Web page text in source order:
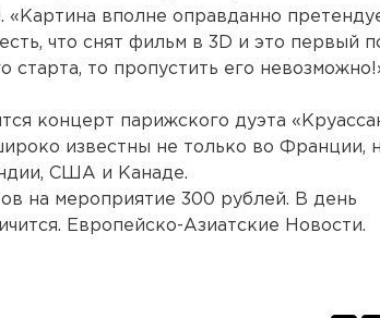
«Картина вполне оправданно
что снят фильм в 3D и это первый
старта, то пропустить его
концерт парижского дуэта
известны не только во Франции,
США и Канаде.
на мероприятие 300 рублей. В день
Европейско-Азиатские Новости.